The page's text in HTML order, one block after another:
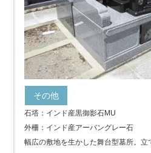
その他
石塔：インド産黒御影石MU
外柵：インド産アーバングレー石
幅広の敷地を生かした舞台型墓所。立